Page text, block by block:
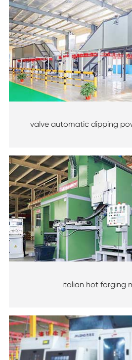
valve automatic dipping
italian hot forging